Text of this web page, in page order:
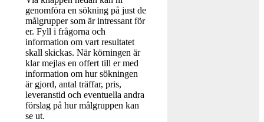
genomföra en sökning på just de
målgrupper som är intressant för
er. Fyll i frågorna och
information om vart resultatet
skall skickas. När körningen är
klar mejlas en offert till er med
information om hur sökningen
är gjord, antal träffar, pris,
leveranstid och eventuella andra
förslag på hur målgruppen kan
se ut.